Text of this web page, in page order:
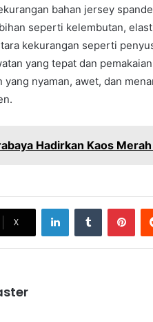
bahan jersey
seperti kelembutan,
kekurangan seperti
yang tepat dan
yang nyaman, awet, dan
Hadirkan Kaos
X
LinkedInTumblr